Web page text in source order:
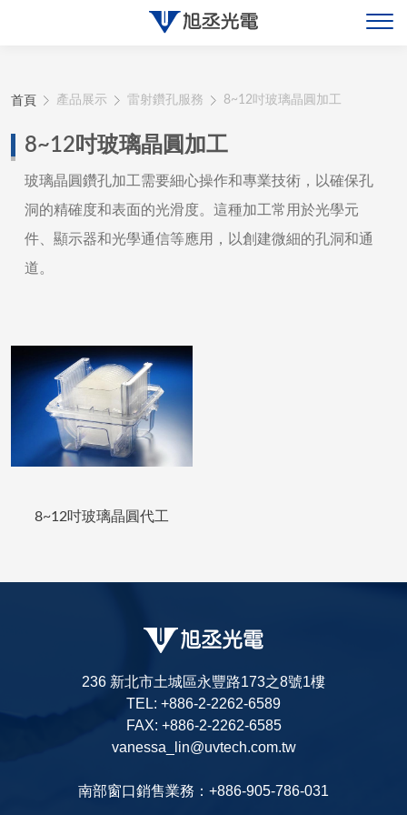
產品展示
首頁 產品展示 雷射鑽孔服務 8~12吋玻璃晶圓加工
8~12吋玻璃晶圓加工
玻璃晶圓鑽孔加工需要細心操作和專業技術，以確保孔
洞的精確度和表面的光滑度。這種加工常用於光學元
件、顯示器和光學通信等應用，以創建微細的孔洞和通
道。
8~12吋玻璃晶圓代工
236 新北市土城區永豐路173之8號1樓
TEL: +886-2-2262-6589
FAX: +886-2-2262-6585
vanessa_lin@uvtech.com.tw
南部窗口銷售業務：+886-905-786-031